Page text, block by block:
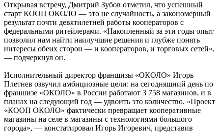
Открывая встречу, Дмитрий Зубов отметил, что успешный
старт КООП ОКОЛО — это не случайность, а закономерный
результат почти девятилетней работы кооператоров с
федеральными ритейлерами. «Накопленный за эти годы опыт
позволил нам найти наилучшие решения и глубже понять
интересы обеих сторон — и кооператоров, и торговых сетей»,
— подчеркнул он.
Исполнительный директор франшизы «ОКОЛО» Игорь
Плетнев озвучил амбициозные цели: на сегодняшний день по
франшизе «ОКОЛО» в России работают 3 758 магазинов, и в
планах на следующий год — удвоить это количество. «Проект
«КООП ОКОЛО» фактически превращает кооперативные
магазины на селе в магазины с технологиями большого
города», — констатировал Игорь Игоревич, представив